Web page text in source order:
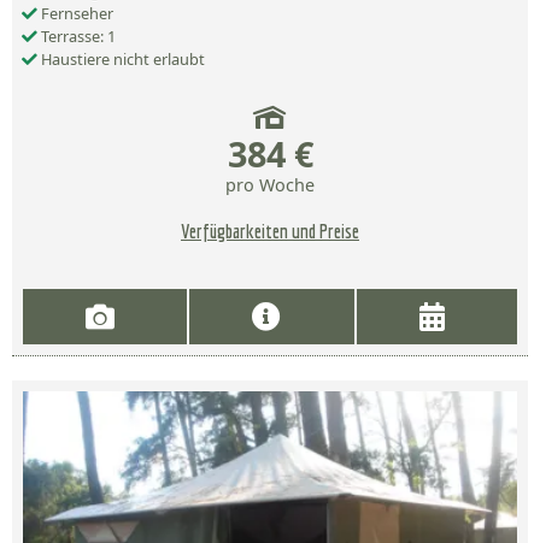
Fernseher
Terrasse: 1
Haustiere nicht erlaubt
384 €
pro Woche
Verfügbarkeiten und Preise